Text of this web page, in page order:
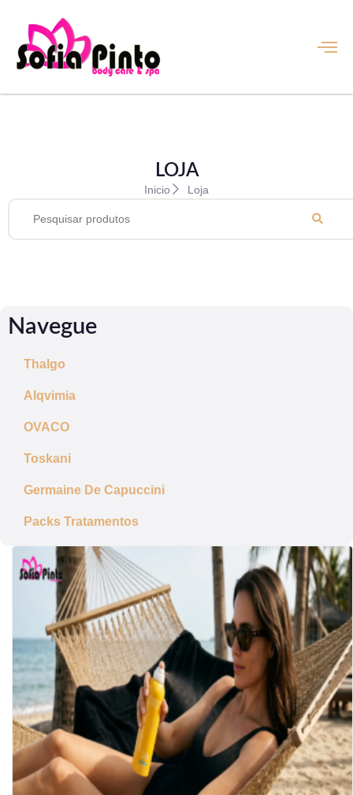
LOJA
Inicio Loja
Navegue
Thalgo
Alqvimia
OVACO
Toskani
Germaine De Capuccini
Packs Tratamentos